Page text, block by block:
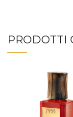
PRODOTTI